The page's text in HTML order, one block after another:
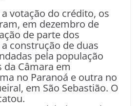
votação do crédito, os
em dezembro de
de parte dos
construção de duas
pela população
Câmara em
no Paranoá e outra no
em São Sebastião. O